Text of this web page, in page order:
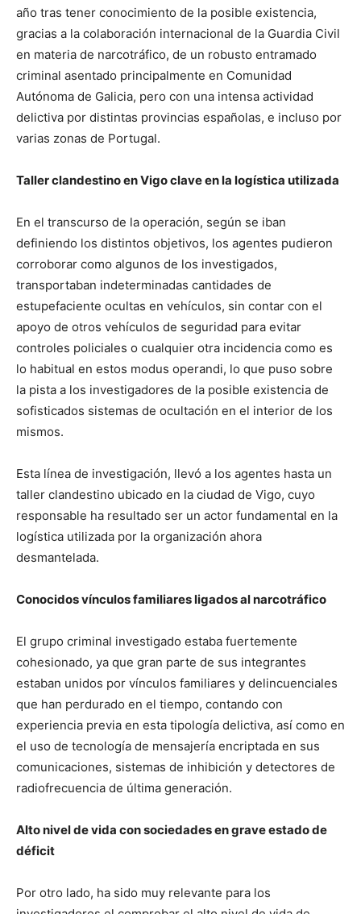
año tras tener conocimiento de la posible existencia,
gracias a la colaboración internacional de la Guardia Civil
en materia de narcotráfico, de un robusto entramado
criminal asentado principalmente en Comunidad
Autónoma de Galicia, pero con una intensa actividad
delictiva por distintas provincias españolas, e incluso por
varias zonas de Portugal.
Taller clandestino en Vigo clave en la logística utilizada
En el transcurso de la operación, según se iban
definiendo los distintos objetivos, los agentes pudieron
corroborar como algunos de los investigados,
transportaban indeterminadas cantidades de
estupefaciente ocultas en vehículos, sin contar con el
apoyo de otros vehículos de seguridad para evitar
controles policiales o cualquier otra incidencia como es
lo habitual en estos modus operandi, lo que puso sobre
la pista a los investigadores de la posible existencia de
sofisticados sistemas de ocultación en el interior de los
mismos.
Esta línea de investigación, llevó a los agentes hasta un
taller clandestino ubicado en la ciudad de Vigo, cuyo
responsable ha resultado ser un actor fundamental en la
logística utilizada por la organización ahora
desmantelada.
Conocidos vínculos familiares ligados al narcotráfico
El grupo criminal investigado estaba fuertemente
cohesionado, ya que gran parte de sus integrantes
estaban unidos por vínculos familiares y delincuenciales
que han perdurado en el tiempo, contando con
experiencia previa en esta tipología delictiva, así como en
el uso de tecnología de mensajería encriptada en sus
comunicaciones, sistemas de inhibición y detectores de
radiofrecuencia de última generación.
Alto nivel de vida con sociedades en grave estado de
déficit
Por otro lado, ha sido muy relevante para los